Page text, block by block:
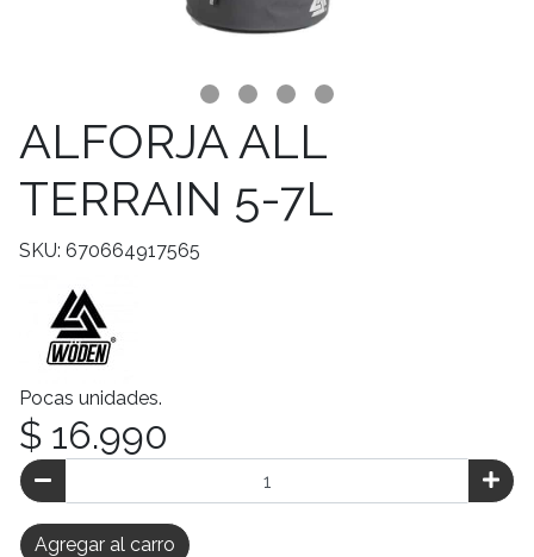
ALFORJA ALL
TERRAIN 5-7L
SKU: 670664917565
Pocas unidades.
$ 16.990
Agregar al carro